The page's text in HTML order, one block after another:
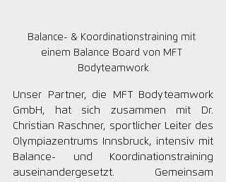
Balance- & Koordinationstraining mit
einem Balance Board von MFT
Bodyteamwork
Unser Partner, die MFT Bodyteamwork
GmbH, hat sich zusammen mit Dr.
Christian Raschner, sportlicher Leiter des
Olympiazentrums Innsbruck, intensiv mit
Balance- und Koordinationstraining
auseinandergesetzt. Gemeinsam